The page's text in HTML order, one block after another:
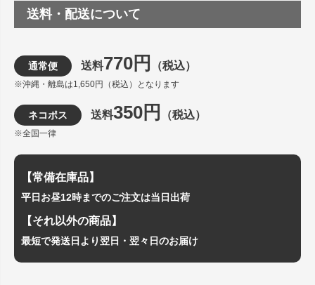
送料・配送について
通常便 送料770円 （税込）
※沖縄・離島は1,650円（税込）となります
ネコポス 送料350円 （税込）
※全国一律
【常備在庫品】
平日お昼12時までのご注文は当日出荷
【それ以外の商品】
最短で発送日より翌日・翌々日のお届け